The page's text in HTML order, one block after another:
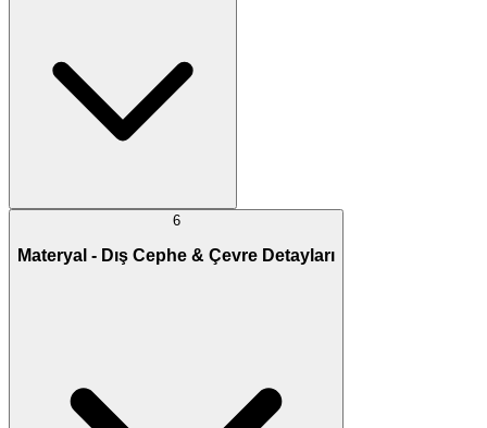
6
Materyal - Dış Cephe & Çevre Detayları